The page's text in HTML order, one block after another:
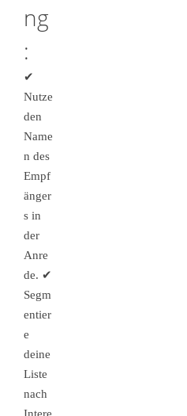
ng
:
✔
Nutze
den
Name
n des
Empf
änger
s in
der
Anre
de. ✔
Segm
entier
e
deine
Liste
nach
Intere